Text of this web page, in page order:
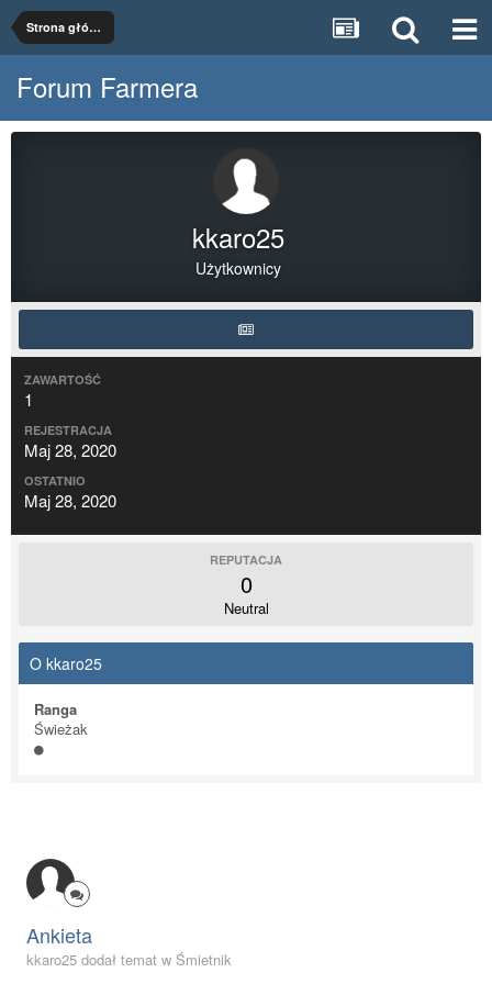
Strona główna
Forum Farmera
kkaro25
Użytkownicy
ZAWARTOŚĆ
1
REJESTRACJA
Maj 28, 2020
OSTATNIO
Maj 28, 2020
REPUTACJA
0
Neutral
O kkaro25
Ranga
Świeżak
Ankieta
kkaro25 dodał temat w Śmietnik